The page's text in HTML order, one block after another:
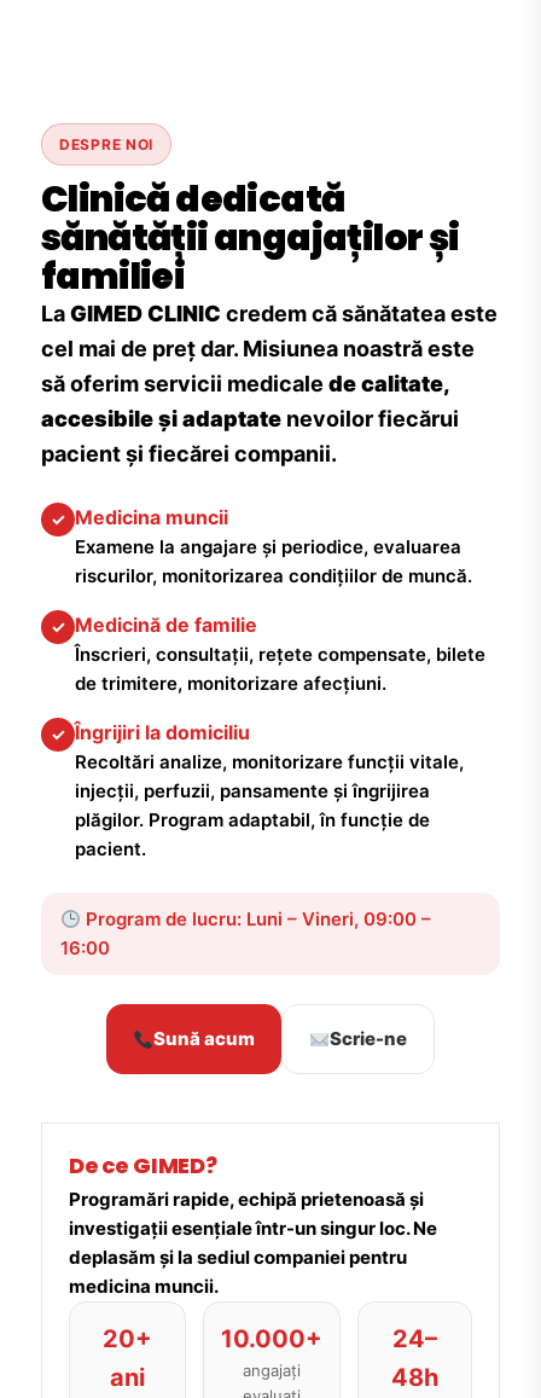
DESPRE NOI
Clinică dedicată
sănătății angajaților și
familiei
LaGIMED CLINIC credem că sănătatea este
cel mai de preț dar. Misiunea noastră este
să oferim servicii medicale de calitate,
accesibile și adaptate nevoilor fiecărui
pacient și fiecărei companii.
✓ Medicina muncii
Examene la angajare și periodice, evaluarea
riscurilor, monitorizarea condițiilor de muncă.
✓ Medicină de familie
Înscrieri, consultații, rețete compensate, bilete
de trimitere, monitorizare afecțiuni.
✓ Îngrijiri la domiciliu
Recoltări analize, monitorizare funcții vitale,
injecții, perfuzii, pansamente și îngrijirea
plăgilor. Program adaptabil, în funcție de
pacient.
Program de lucru: Luni – Vineri, 09:00 –
16:00
Sună acum Scrie-ne
De ce GIMED?
Programări rapide, echipă prietenoasă și
investigații esențiale într-un singur loc. Ne
deplasăm și la sediul companiei pentru
medicina muncii.
20+
ani
10.000+
angajați
24–
48h